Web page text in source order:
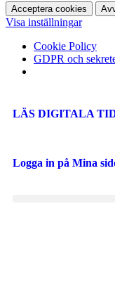
Acceptera cookies
Visa inställningar
Cookie Policy
GDPR och
LÄS DIGITALA
Logga in på Mina